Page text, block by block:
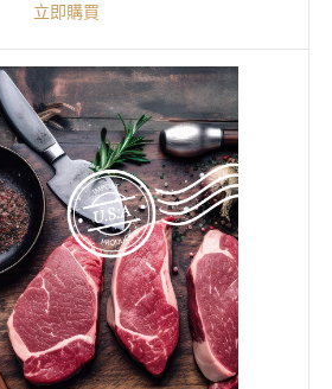
立即購買